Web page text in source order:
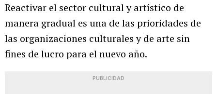
Reactivar el sector cultural y artístico de
manera gradual es una de las prioridades de
las organizaciones culturales y de arte sin
fines de lucro para el nuevo año.
PUBLICIDAD